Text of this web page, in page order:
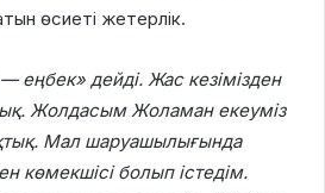
өсиеті жетерлік.
еңбек» дейді. Жас кезімізден
Жолдасым Жоламан екеуміз
Мал шаруашылығында
көмекшісі болып істедім.